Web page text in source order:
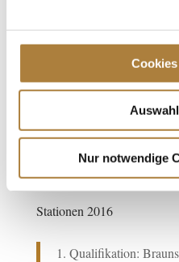
Nur notwendige
3. Qualifikation:
Finale: CHIO Aachen
Nationenpreis:
in Königslutter 19.09.-
Stationen 2016
1. Qualifikation: